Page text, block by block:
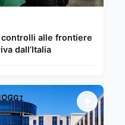
controlli alle frontiere
dall’Italia